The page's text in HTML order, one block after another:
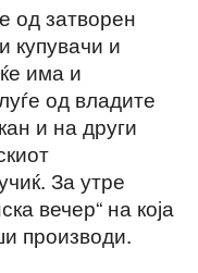
од затворен
купувачи и
има и
од владите
и на други
За утре
вечер“ на која
производи.